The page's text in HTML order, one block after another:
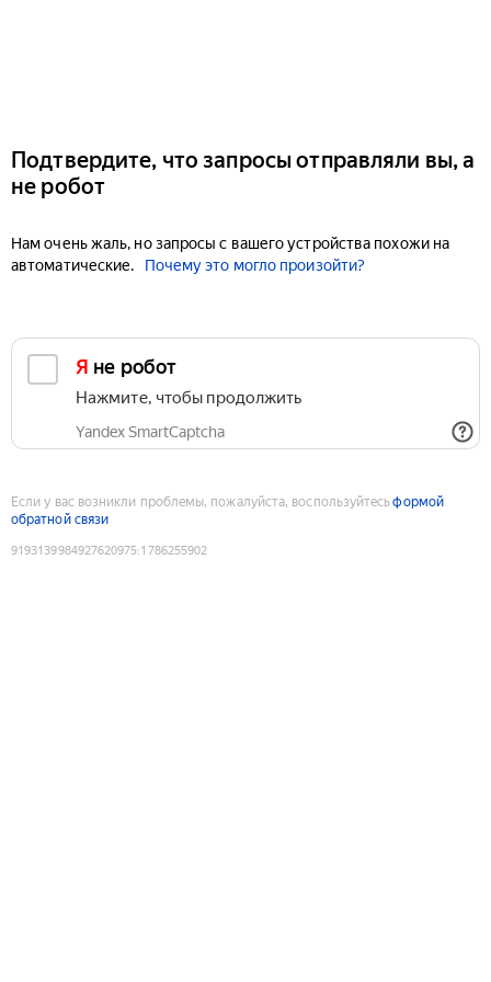
Подтвердите, что запросы отправляли вы, а
не робот
Нам очень жаль, но запросы с вашего устройства похожи на
автоматические.
Почему это могло произойти?
Я не робот
Нажмите, чтобы продолжить
Yandex SmartCaptcha
Если у вас возникли проблемы, пожалуйста, воспользуйтесьформой
обратной связи
9193139984927620975:1786255902